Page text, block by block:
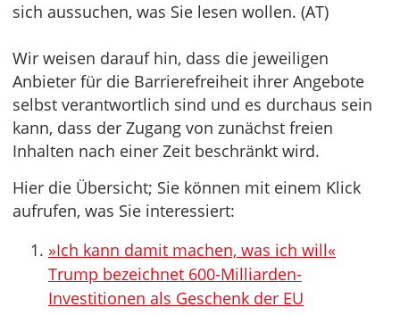
sich aussuchen, was Sie lesen wollen. (AT)
Wir weisen darauf hin, dass die jeweiligen
Anbieter für die Barrierefreiheit ihrer Angebote
selbst verantwortlich sind und es durchaus sein
kann, dass der Zugang von zunächst freien
Inhalten nach einer Zeit beschränkt wird.
Hier die Übersicht; Sie können mit einem Klick
aufrufen, was Sie interessiert:
»Ich kann damit machen, was ich will«
Trump bezeichnet 600-Milliarden-
Investitionen als Geschenk der EU